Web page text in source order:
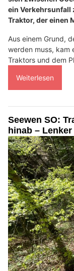
ein
Traktor, der einen
Aus einem Grund,
werden muss, kam
Traktors und dem
Weiterlesen
Seewen SO:
hinab –